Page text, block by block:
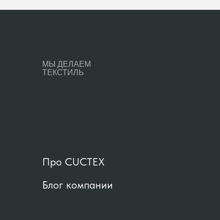
Про CUCTEX
Блог компании
МЫ ДЕЛАЕМ
ТЕКСТИЛЬ